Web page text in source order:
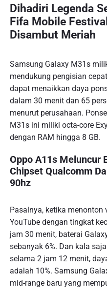
Dihadiri Legenda
Fifa Mobile
Disambut Meriah
Samsung Galaxy M31s
mendukung pengisian
dapat menaikkan daya
dalam 30 menit dan 65
menurut perusahaan.
M31s ini miliki octa-core
dengan RAM hingga 8 GB.
Oppo A11s Meluncur
Chipset Qualcomm
90hz
Pasalnya, ketika
YouTube dengan tingkat
jam 30 menit, baterai
sebanyak 6%. Dan kala
selama 2 jam 12 menit,
adalah 10%. Samsung
mid-range baru yang